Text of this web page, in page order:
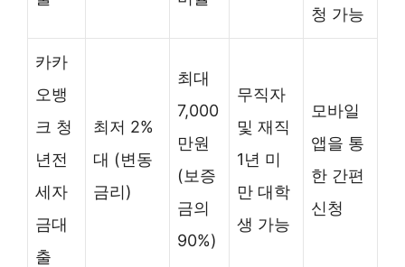
청 가능
카카
오뱅
크 청
년전
세자
금대
출
최저 2%
대 (변동
금리)
최대
7,000
만원
(보증
금의
90%)
무직자
및 재직
1년 미
만 대학
생 가능
모바일
앱을 통
한 간편
신청